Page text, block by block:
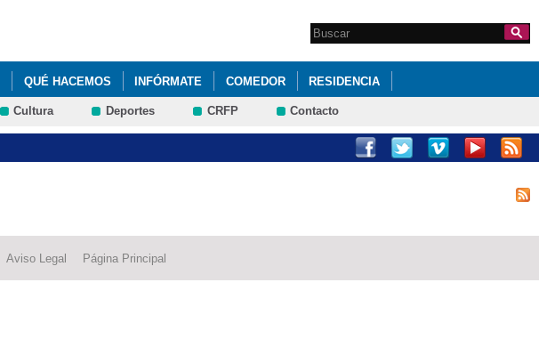
Formulario de
búsqueda
Search this site
QUÉ HACEMOS INFÓRMATE COMEDOR RESIDENCIA
Cultura Deportes CRFP Contacto
Aviso Legal Página Principal